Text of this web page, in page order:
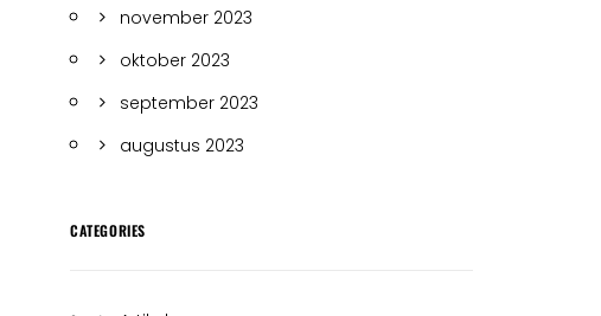
november 2023
oktober 2023
september 2023
augustus 2023
CATEGORIES